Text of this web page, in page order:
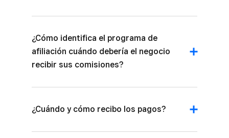
¿Cómo identifica el programa de
afiliación cuándo debería el negocio
recibir sus comisiones?
¿Cuándo y cómo recibo los pagos?